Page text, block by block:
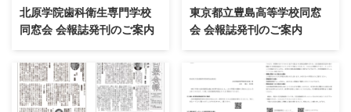
北原学院歯科衛生専門学校
同窓会 会報誌発刊のご案内
東京都立豊島高等学校同窓
会 会報誌発刊のご案内